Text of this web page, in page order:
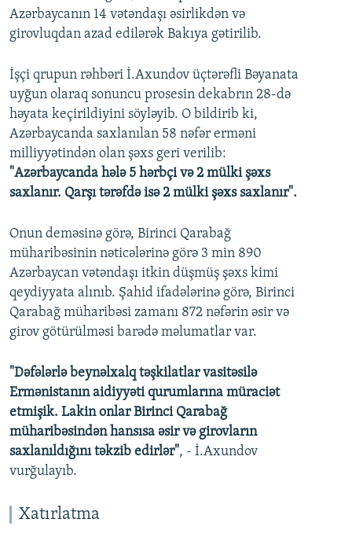
Azərbaycanın 14 vətəndaşı əsirlikdən və
girovluqdan azad edilərək Bakıya gətirilib.
İşçi qrupun rəhbəri İ.Axundov üçtərəfli Bəyanata
uyğun olaraq sonuncu prosesin dekabrın 28-də
həyata keçirildiyini söyləyib. O bildirib ki,
Azərbaycanda saxlanılan 58 nəfər erməni
milliyyətindən olan şəxs geri verilib:
"Azərbaycanda hələ 5 hərbçi və 2 mülki şəxs
saxlanır. Qarşı tərəfdə isə 2 mülki şəxs saxlanır".
Onun deməsinə görə, Birinci Qarabağ
müharibəsinin nəticələrinə görə 3 min 890
Azərbaycan vətəndaşı itkin düşmüş şəxs kimi
qeydiyyata alınıb. Şahid ifadələrinə görə, Birinci
Qarabağ müharibəsi zamanı 872 nəfərin əsir və
girov götürülməsi barədə məlumatlar var.
"Dəfələrlə beynəlxalq təşkilatlar vasitəsilə
Ermənistanın aidiyyəti qurumlarına müraciət
etmişik. Lakin onlar Birinci Qarabağ
müharibəsindən hansısa əsir və girovların
saxlanıldığını təkzib edirlər", - İ.Axundov
vurğulayıb.
Xatırlatma